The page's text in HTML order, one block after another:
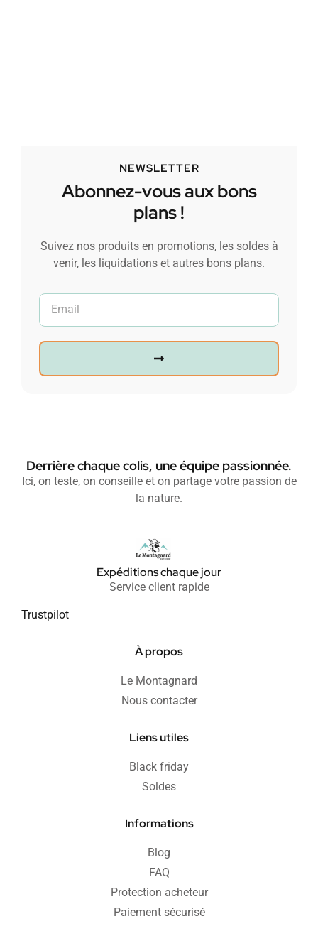
NEWSLETTER
Abonnez-vous aux bons
plans !
Suivez nos produits en promotions, les soldes à
venir, les liquidations et autres bons plans.
Derrière chaque colis, une équipe passionnée.
Ici, on teste, on conseille et on partage votre passion de
la nature.
Expéditions chaque jour
Service client rapide
Trustpilot
À propos
Le Montagnard
Nous contacter
Liens utiles
Black friday
Soldes
Informations
Blog
FAQ
Protection acheteur
Paiement sécurisé